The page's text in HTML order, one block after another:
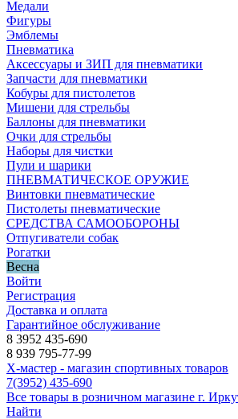
Медали
Фигуры
Эмблемы
Пневматика
Аксессуары и ЗИП для пневматики
Запчасти для пневматики
Кобуры для пистолетов
Мишени для стрельбы
Баллоны для пневматики
Очки для стрельбы
Наборы для чистки
Пули и шарики
ПНЕВМАТИЧЕСКОЕ ОРУЖИЕ
Винтовки пневматические
Пистолеты пневматические
СРЕДСТВА САМООБОРОНЫ
Отпугиватели собак
Рогатки
Весна
Войти
Регистрация
Доставка и оплата
Гарантийное обслуживание
8 3952 435-690
8 939 795-77-99
Х-мастер - магазин спортивных товаров
7(3952) 435-690
Все товары в розничном магазине г.
Найти